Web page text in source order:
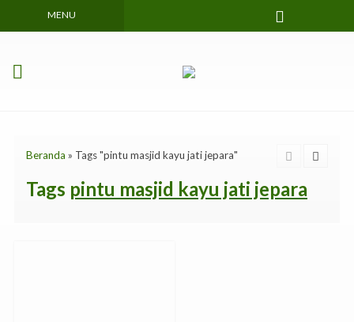
MENU
Beranda » Tags "pintu masjid kayu jati jepara"
Tags pintu masjid kayu jati jepara